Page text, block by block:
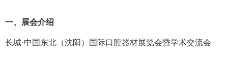
一、展会介绍
长城·中国东北（沈阳）国际口腔器材展览会暨学术交流会